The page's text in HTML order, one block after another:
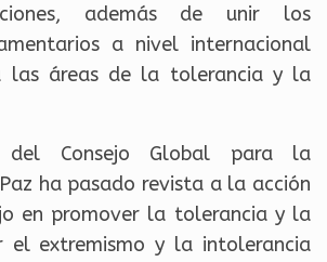
además de unir los
a nivel internacional
las áreas de la tolerancia y la
del Consejo Global para la
ha pasado revista a la acción
en promover la tolerancia y la
el extremismo y la intolerancia